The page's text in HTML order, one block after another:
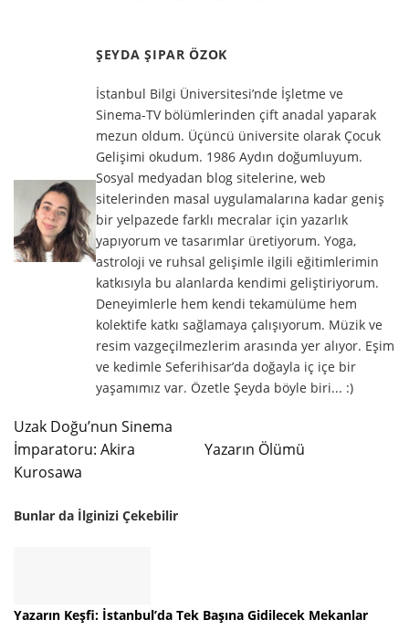
ŞEYDA ŞIPAR ÖZOK
İstanbul Bilgi Üniversitesi’nde İşletme ve
Sinema-TV bölümlerinden çift anadal yaparak
mezun oldum. Üçüncü üniversite olarak Çocuk
Gelişimi okudum. 1986 Aydın doğumluyum.
Sosyal medyadan blog sitelerine, web
sitelerinden masal uygulamalarına kadar geniş
bir yelpazede farklı mecralar için yazarlık
yapıyorum ve tasarımlar üretiyorum. Yoga,
astroloji ve ruhsal gelişimle ilgili eğitimlerimin
katkısıyla bu alanlarda kendimi geliştiriyorum.
Deneyimlerle hem kendi tekamülüme hem
kolektife katkı sağlamaya çalışıyorum. Müzik ve
resim vazgeçilmezlerim arasında yer alıyor. Eşim
ve kedimle Seferihisar’da doğayla iç içe bir
yaşamımız var. Özetle Şeyda böyle biri... :)
Uzak Doğu’nun Sinema
İmparatoru: Akira
Kurosawa
Yazarın Ölümü
Bunlar da İlginizi Çekebilir
Yazarın Keşfi: İstanbul’da Tek Başına Gidilecek Mekanlar